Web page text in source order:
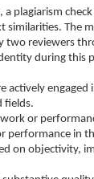
plagiarism
The
two reviewers
during this
actively
fields.
or
performance in
on objectivity,